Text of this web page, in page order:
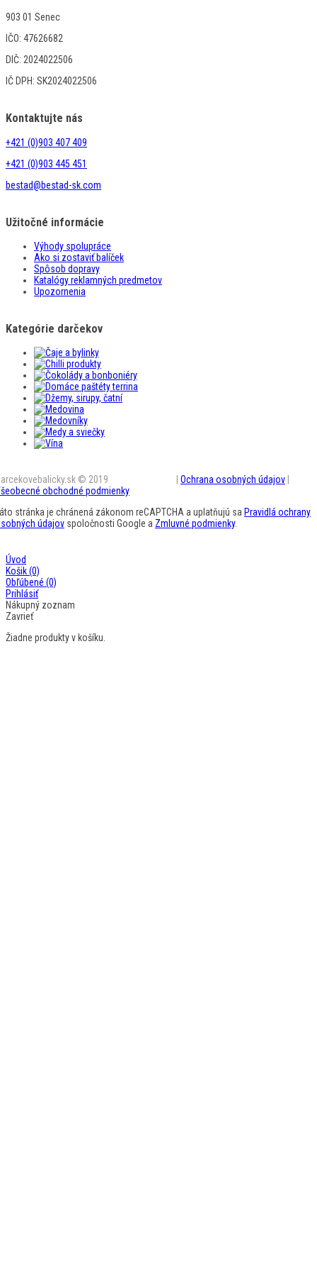
903 01 Senec
IČO: 47626682
DIČ: 2024022506
IČ DPH: SK2024022506
Kontaktujte nás
+421 (0)903 407 409
+421 (0)903 445 451
bestad@bestad-sk.com
Užitočné informácie
Výhody spolupráce
Ako si zostaviť balíček
Spôsob dopravy
Katalógy reklamných predmetov
Upozornenia
Kategórie darčekov
© 2019 Ochrana osobných údajov
obchodné podmienky
stránka je chránená zákonom reCAPTCHA a uplatňujú sa Pravidlá ochrany
údajov spoločnosti Google a Zmluvné podmienky.
Úvod
Košik(0)
Obľúbené (0)
Prihlásiť
Nákupný zoznam
Zavrieť
Žiadne produkty v košíku.